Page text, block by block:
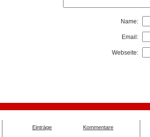
Name:
Email:
Webseite:
Einträge Kommentare